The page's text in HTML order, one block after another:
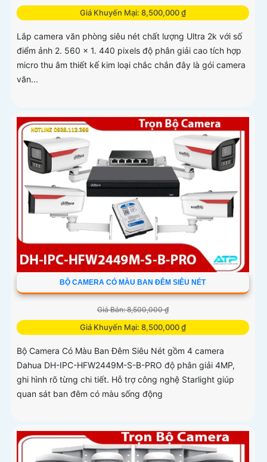
Giá Khuyến Mại: 8,500,000 ₫
Lắp camera văn phòng siêu nét chất lượng Ultra 2k với số
điểm ảnh 2. 560 x 1. 440 pixels độ phân giải cao tích hợp
micro thu âm thiết kế kim loại chắc chắn đây là gói camera
văn...
BỘ CAMERA CÓ MÀU BAN ĐÊM SIÊU NÉT
Giá Bán: 8,500,000 ₫
Giá Khuyến Mại: 8,500,000 ₫
Bộ Camera Có Màu Ban Đêm Siêu Nét gồm 4 camera
Dahua DH-IPC-HFW2449M-S-B-PRO độ phân giải 4MP,
ghi hình rõ từng chi tiết. Hỗ trợ công nghệ Starlight giúp
quan sát ban đêm có màu sống động